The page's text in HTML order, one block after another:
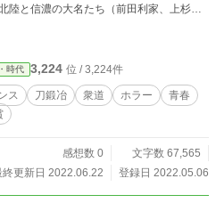
陸と信濃の大名たち（前田利家、上杉景
昌幸ら）による北陸支援隊三万五千の軍
時代 3,224 位 / 3,224件
ス 刀鍛冶 衆道 ホラー
青春
感想数 0
文字数 67,565
終更新日 2022.06.22
登録日 2022.05.06